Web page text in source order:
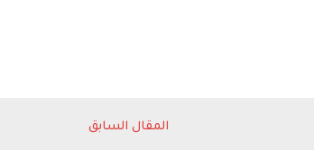
المقال السابق